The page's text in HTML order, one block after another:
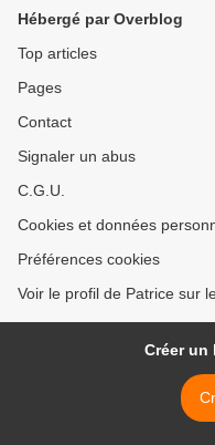
Hébergé par Overblog
Top articles
Pages
Contact
Signaler un abus
C.G.U.
Cookies et données
Préférences cookies
Voir le profil de Patrice sur
Créer un